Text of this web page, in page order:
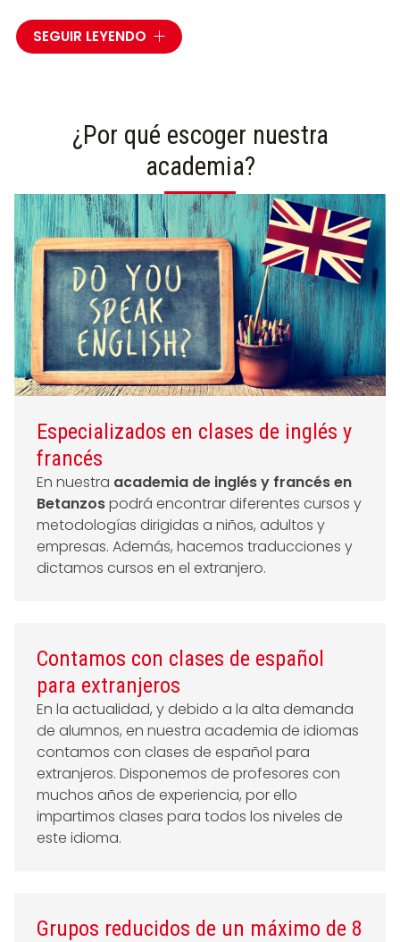
Contamos con personal experimentado en
preparación para exámenes oficiales
estudiantes y trabajar en ellas.
SEGUIR LEYENDO
¿Por qué escoger nuestra
academia?
Especializados en clases de inglés y
francés
En nuestra academia de inglés y francés en
Betanzospodrá encontrar diferentes cursos y
metodologías dirigidas a niños, adultos y
empresas. Además, hacemos traducciones y
dictamos cursos en el extranjero.
Contamos con clases de español
para extranjeros
En la actualidad, y debido a la alta demanda
de alumnos, en nuestra academia de idiomas
contamos con clases de español para
extranjeros. Disponemos de profesores con
muchos años de experiencia, por ello
impartimos clases para todos los niveles de
este idioma.
Grupos reducidos de un máximo de 8